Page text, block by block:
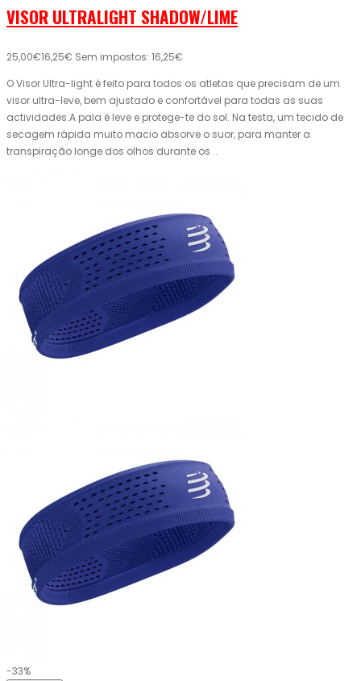
VISOR ULTRALIGHT SHADOW/LIME
25,00€16,25€ Sem impostos: 16,25€
O Visor Ultra-light é feito para todos os atletas que precisam de um
visor ultra-leve, bem ajustado e confortável para todas as suas
actividades.A pala é leve e protege-te do sol. Na testa, um tecido de
secagem rápida muito macio absorve o suor, para manter a
transpiração longe dos olhos durante os ..
-33%